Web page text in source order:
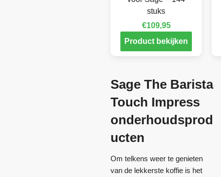
stuks
€109,95
Product bekijken
Sage The Barista
Touch Impress
onderhoudsprod
ucten
Om telkens weer te genieten
van de lekkerste koffie is het